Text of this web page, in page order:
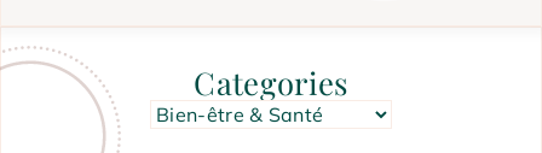
Categories
Catégories